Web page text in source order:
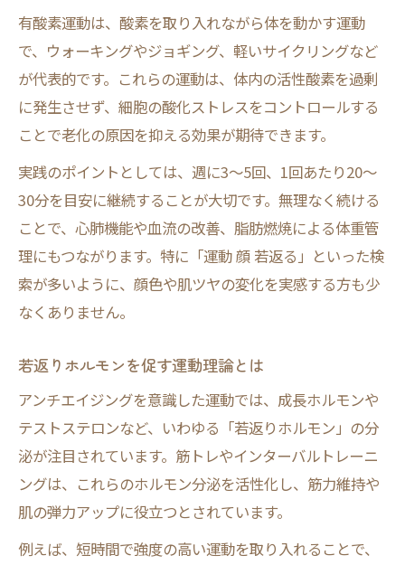
有酸素運動は、酸素を取り入れながら体を動かす運動
で、ウォーキングやジョギング、軽いサイクリングなど
が代表的です。これらの運動は、体内の活性酸素を過剰
に発生させず、細胞の酸化ストレスをコントロールする
ことで老化の原因を抑える効果が期待できます。
実践のポイントとしては、週に3～5回、1回あたり20～
30分を目安に継続することが大切です。無理なく続ける
ことで、心肺機能や血流の改善、脂肪燃焼による体重管
理にもつながります。特に「運動 顔 若返る」といった検
索が多いように、顔色や肌ツヤの変化を実感する方も少
なくありません。
若返りホルモンを促す運動理論とは
アンチエイジングを意識した運動では、成長ホルモンや
テストステロンなど、いわゆる「若返りホルモン」の分
泌が注目されています。筋トレやインターバルトレーニ
ングは、これらのホルモン分泌を活性化し、筋力維持や
肌の弾力アップに役立つとされています。
例えば、短時間で強度の高い運動を取り入れることで、